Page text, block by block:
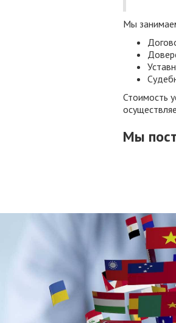
Мы
Стоимость
Мы